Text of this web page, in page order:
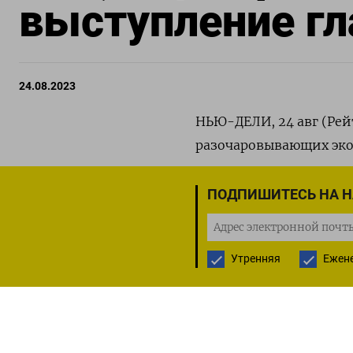
ПОДПИШИТЕСЬ НА
Утренняя
выступление
24.08.2023
НЬЮ-ДЕЛИ, 24 авг
разочаровывающих
ждут выступления
Пауэлла в пятницу,
Фьючерсы на нефть
баррель, марки WTI -